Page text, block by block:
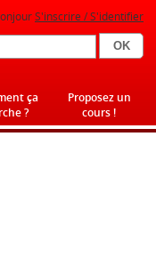
S'inscrire / S'identifier
ça
?
Proposez un
cours !